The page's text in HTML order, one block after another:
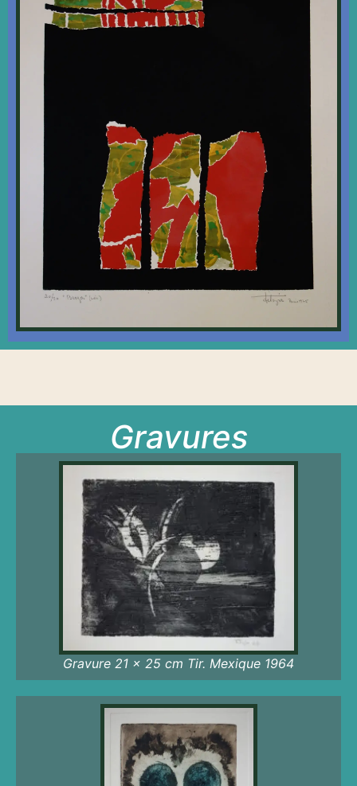
Gravures
Gravure 21 x 25 cm Tir. Mexique 1964